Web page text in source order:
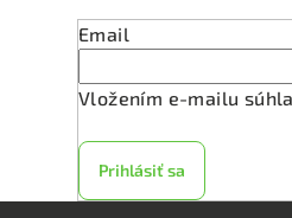
v
k
y
ý
p
Email
Vložením e-mailu
Prihlásiť sa